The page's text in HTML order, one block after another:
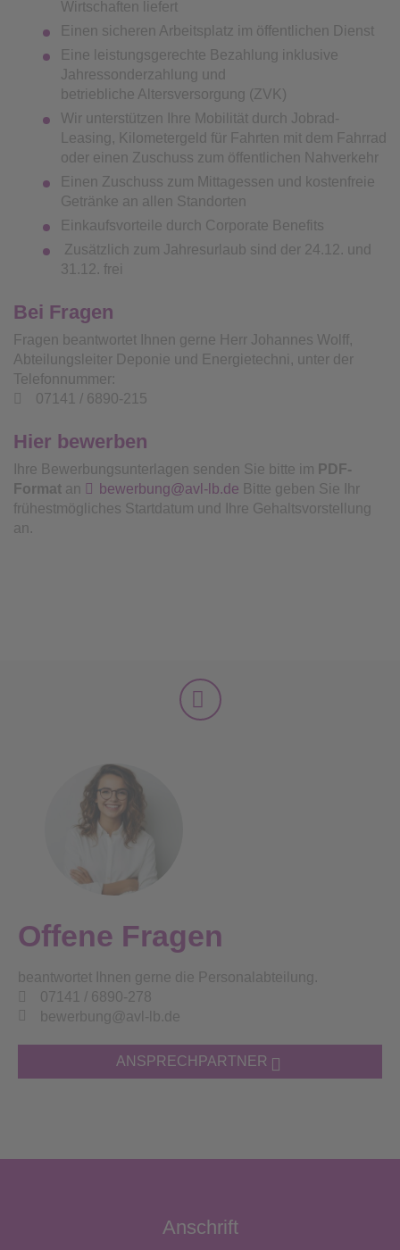
Wirtschaften liefert
Einen sicheren Arbeitsplatz im öffentlichen Dienst
Eine leistungsgerechte Bezahlung inklusive
Jahressonderzahlung und
betriebliche Altersversorgung (ZVK)
Wir unterstützen Ihre Mobilität durch Jobrad-
Leasing, Kilometergeld für Fahrten mit dem Fahrrad
oder einen Zuschuss zum öffentlichen Nahverkehr
Einen Zuschuss zum Mittagessen und kostenfreie
Getränke an allen Standorten
Einkaufsvorteile durch Corporate Benefits
Zusätzlich zum Jahresurlaub sind der 24.12. und
31.12. frei
Bei Fragen
Fragen beantwortet Ihnen gerne Herr Johannes Wolff,
Abteilungsleiter Deponie und Energietechni, unter der
Telefonnummer:
07141 / 6890-215
Hier bewerben
Ihre Bewerbungsunterlagen senden Sie bitte im PDF-
Format an bewerbung@avl-lb.de Bitte geben Sie Ihr
frühestmögliches Startdatum und Ihre Gehaltsvorstellung
an.
Offene Fragen
beantwortet Ihnen gerne die Personalabteilung.
07141 / 6890-278
bewerbung@avl-lb.de
ANSPRECHPARTNER
Anschrift